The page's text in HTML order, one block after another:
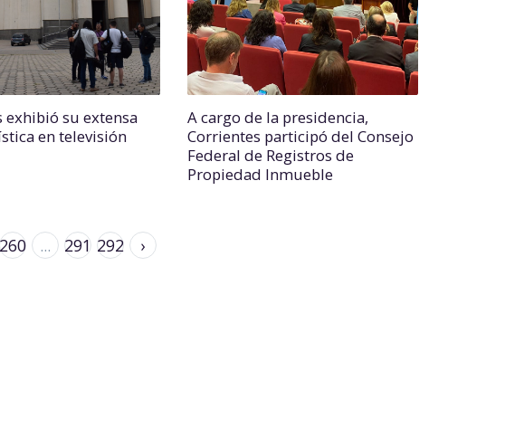
exhibió su extensa
en televisión
A cargo de la presidencia,
Corrientes participó del Consejo
Federal de Registros de
Propiedad Inmueble
260 ... 291 292 ›